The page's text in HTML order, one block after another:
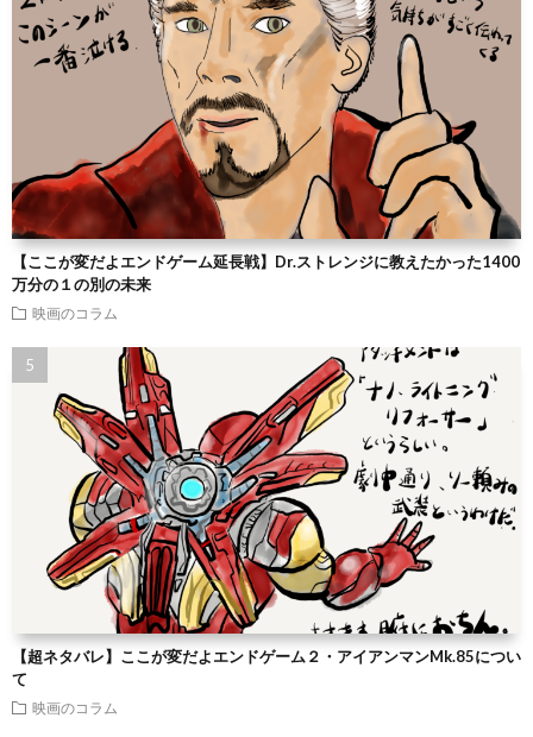
【ここが変だよエンドゲーム延長戦】Dr.ストレンジに教えたかった1400
万分の１の別の未来
映画のコラム
【超ネタバレ】ここが変だよエンドゲーム２・アイアンマンMk.85につい
て
映画のコラム